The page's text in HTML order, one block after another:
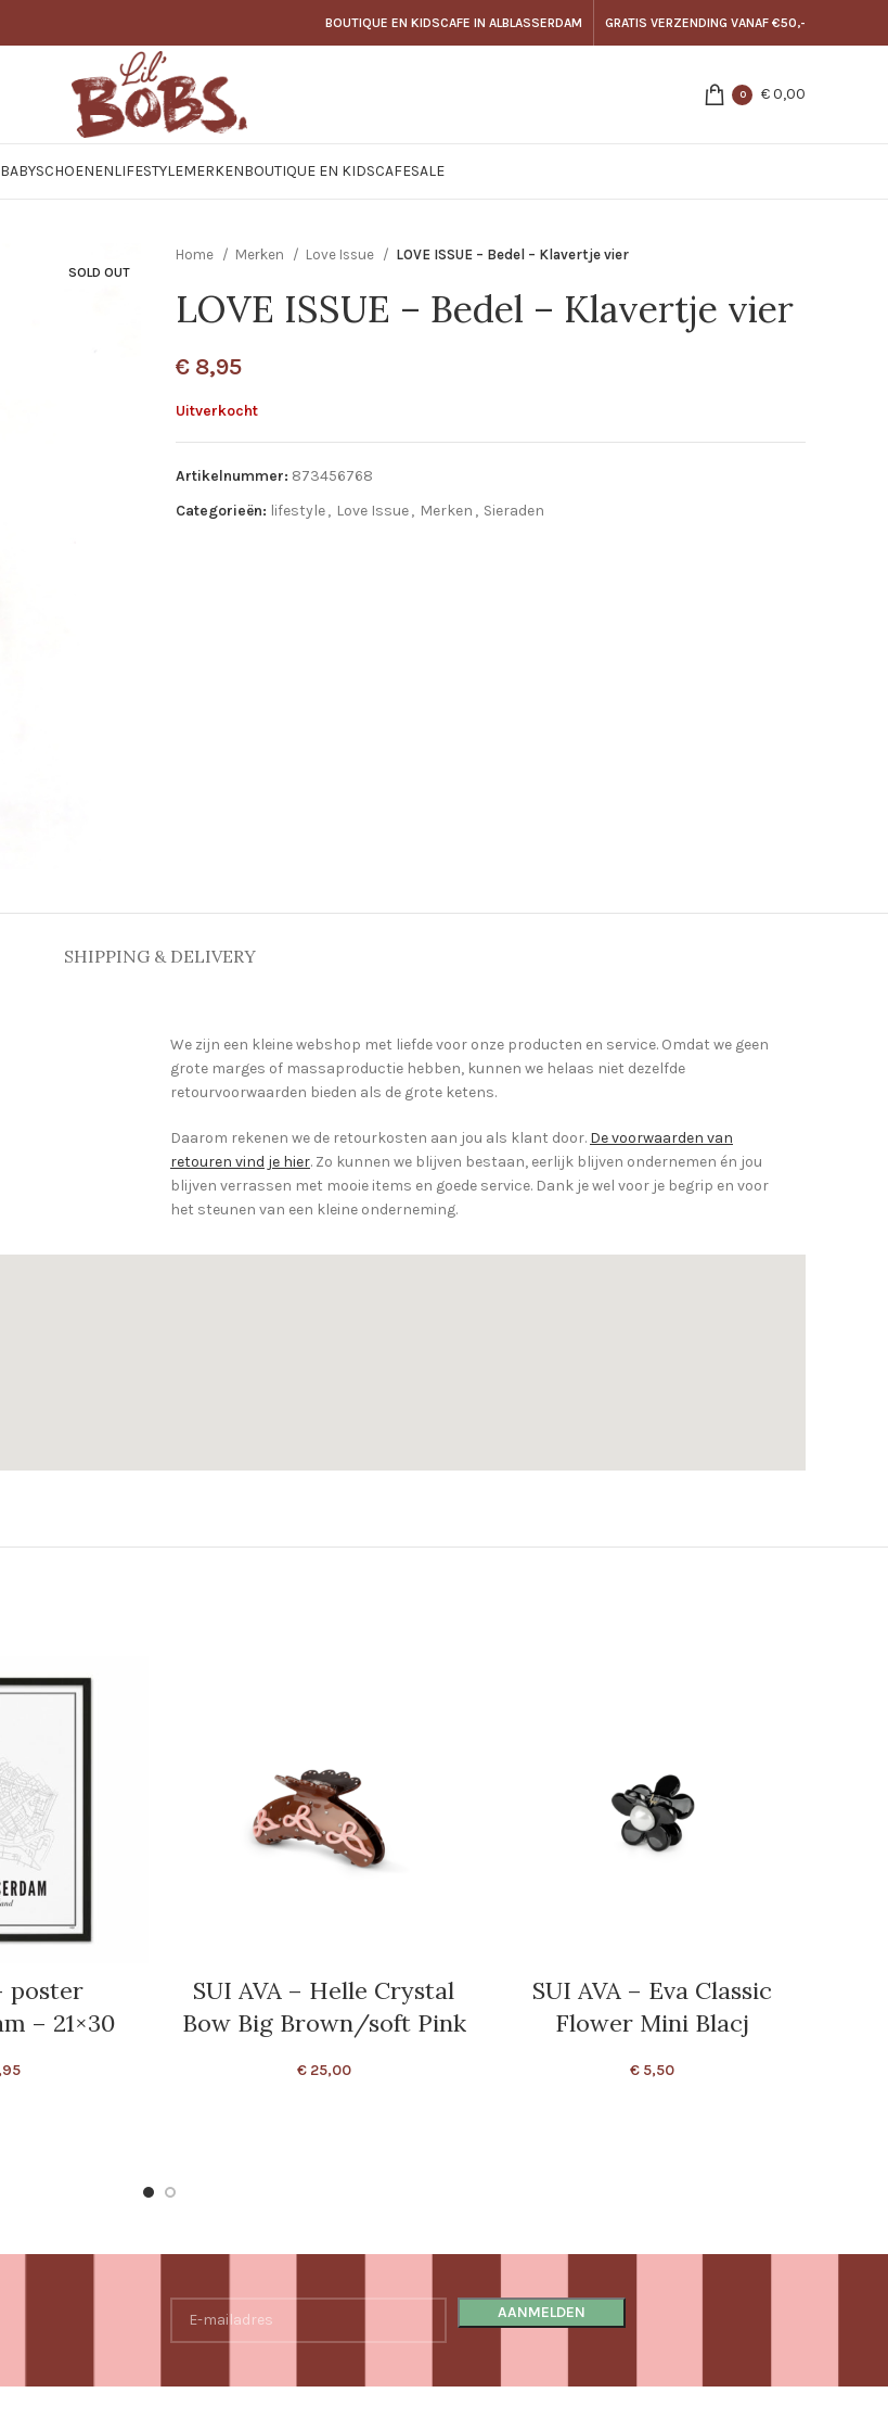
BOUTIQUE EN KIDSCAFE IN ALBLASSERDAM GRATIS VERZENDING VANAF €50,-
0 €0,00
BABYSCHOENENLIFESTYLEMERKENBOUTIQUE EN KIDSCAFESALE
SOLD OUT
Home Merken Love Issue LOVE ISSUE – Bedel – Klavertje vier
LOVE ISSUE – Bedel – Klavertje vier
€ 8,95
Uitverkocht
Artikelnummer: 873456768
Categorieën: lifestyle, Love Issue, Merken , Sieraden
SHIPPING & DELIVERY
We zijn een kleine webshop met liefde voor onze producten en service. Omdat we geen
grote marges of massaproductie hebben, kunnen we helaas niet dezelfde
retourvoorwaarden bieden als de grote ketens.
Daarom rekenen we de retourkosten aan jou als klant door. De voorwaarden van
retouren vind je hier. Zo kunnen we blijven bestaan, eerlijk blijven ondernemen én jou
blijven verrassen met mooie items en goede service. Dank je wel voor je begrip en voor
het steunen van een kleine onderneming.
poster
– 21×30
SUI AVA – Helle Crystal
Bow Big Brown/soft Pink
€25,00
SUI AVA – Eva Classic
Flower Mini Blacj
€ 5,50